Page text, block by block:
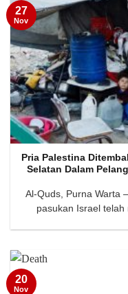
Pria Palestina
Selatan Dalam
Al-Quds, Purna Warta
pasukan Israel
27
Nov
20
Nov